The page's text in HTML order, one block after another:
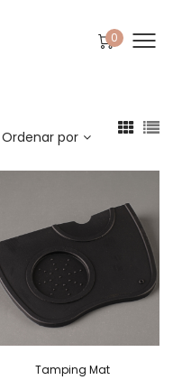
0
Ordenar por
Tamping Mat